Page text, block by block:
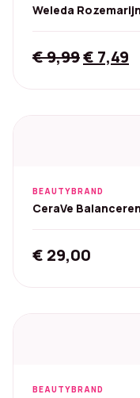
Weleda
€9,99Original
€ 7,49
BEAUTYBRAND
CeraVe
€ 29,00
BEAUTYBRAND